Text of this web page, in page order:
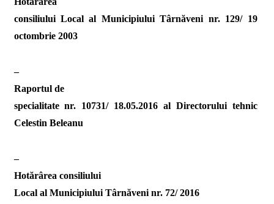
consiliului Local al Municipiului Târnăveni nr. 129/ 19
octombrie 2003 
–
Raportul de
specialitate nr. 10731/ 18.05.2016 al Directorului tehnic
Celestin Beleanu
–
Hotărârea consiliului
Local al Municipiului Târnăveni nr. 72/ 2016